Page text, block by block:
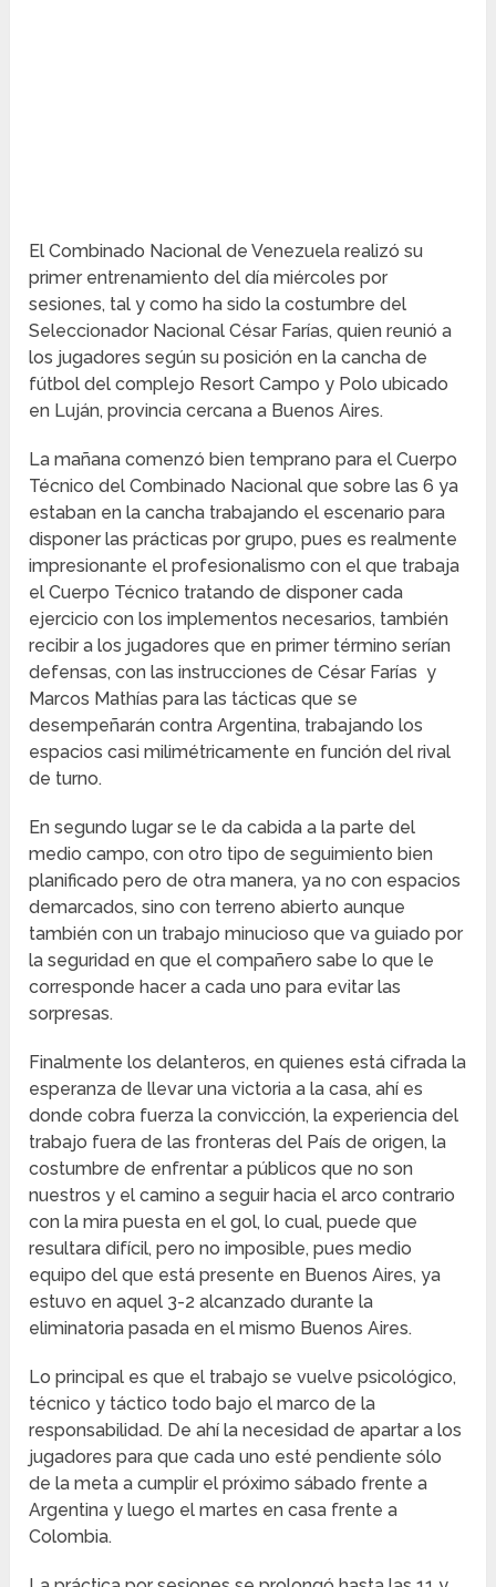
El Combinado Nacional de Venezuela realizó su
primer entrenamiento del día miércoles por
sesiones, tal y como ha sido la costumbre del
Seleccionador Nacional César Farías, quien reunió a
los jugadores según su posición en la cancha de
fútbol del complejo Resort Campo y Polo ubicado
en Luján, provincia cercana a Buenos Aires.
La mañana comenzó bien temprano para el Cuerpo
Técnico del Combinado Nacional que sobre las 6 ya
estaban en la cancha trabajando el escenario para
disponer las prácticas por grupo, pues es realmente
impresionante el profesionalismo con el que trabaja
el Cuerpo Técnico tratando de disponer cada
ejercicio con los implementos necesarios, también
recibir a los jugadores que en primer término serían
defensas, con las instrucciones de César Farías y
Marcos Mathías para las tácticas que se
desempeñarán contra Argentina, trabajando los
espacios casi milimétricamente en función del rival
de turno.
En segundo lugar se le da cabida a la parte del
medio campo, con otro tipo de seguimiento bien
planificado pero de otra manera, ya no con espacios
demarcados, sino con terreno abierto aunque
también con un trabajo minucioso que va guiado por
la seguridad en que el compañero sabe lo que le
corresponde hacer a cada uno para evitar las
sorpresas.
Finalmente los delanteros, en quienes está cifrada la
esperanza de llevar una victoria a la casa, ahí es
donde cobra fuerza la convicción, la experiencia del
trabajo fuera de las fronteras del País de origen, la
costumbre de enfrentar a públicos que no son
nuestros y el camino a seguir hacia el arco contrario
con la mira puesta en el gol, lo cual, puede que
resultara difícil, pero no imposible, pues medio
equipo del que está presente en Buenos Aires, ya
estuvo en aquel 3-2 alcanzado durante la
eliminatoria pasada en el mismo Buenos Aires.
Lo principal es que el trabajo se vuelve psicológico,
técnico y táctico todo bajo el marco de la
responsabilidad. De ahí la necesidad de apartar a los
jugadores para que cada uno esté pendiente sólo
de la meta a cumplir el próximo sábado frente a
Argentina y luego el martes en casa frente a
Colombia.